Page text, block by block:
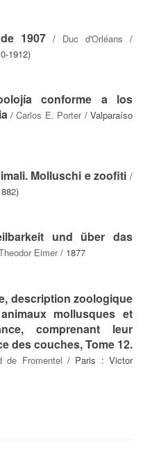
1907 / Duc d'Orléans /
1912)
conforme a los
/Carlos E. Porter/ Valparaíso
Molluschi e zoofiti /
und über das
Eimer/ 1877
description zoologique
mollusques et
comprenant leur
des couches, Tome 12.
de Fromentel / Paris : Victor